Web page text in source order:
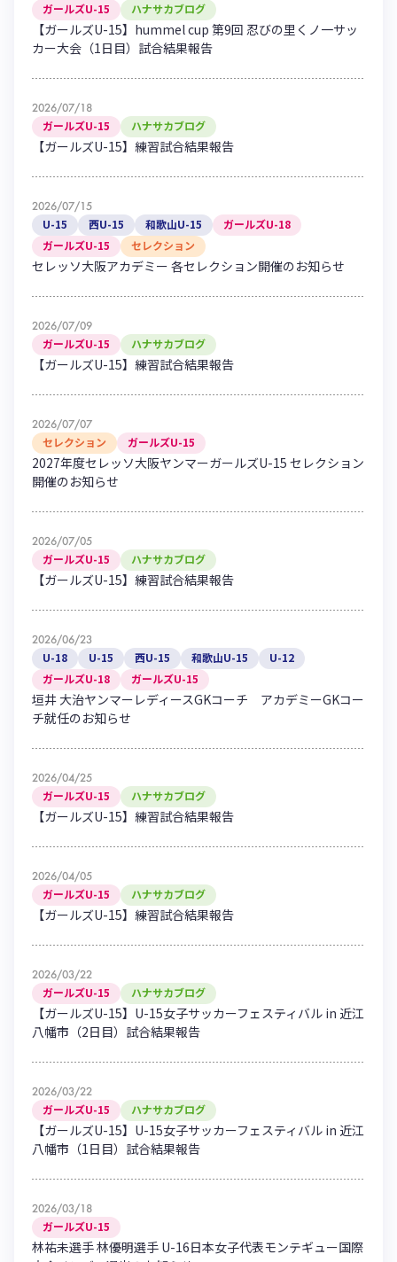
ガールズU-15 ハナサカブログ
【ガールズU-15】hummel cup 第9回 忍びの里くノ一サッ
カー大会（1日目）試合結果報告
2026/07/18
ガールズU-15 ハナサカブログ
【ガールズU-15】練習試合結果報告
2026/07/15
U-15 西U-15 和歌山U-15
ガールズU-18
ガールズU-15
セレクション
セレッソ大阪アカデミー 各セレクション開催のお知らせ
2026/07/09
ガールズU-15 ハナサカブログ
【ガールズU-15】練習試合結果報告
2026/07/07
セレクション ガールズU-15
2027年度セレッソ大阪ヤンマーガールズU-15 セレクション
開催のお知らせ
2026/07/05
ガールズU-15 ハナサカブログ
【ガールズU-15】練習試合結果報告
2026/06/23
U-18 U-15 西U-15 和歌山U-15
U-12
ガールズU-18
ガールズU-15
垣井 大治ヤンマーレディースGKコーチ アカデミーGKコー
チ就任のお知らせ
2026/04/25
ガールズU-15 ハナサカブログ
【ガールズU-15】練習試合結果報告
2026/04/05
ガールズU-15 ハナサカブログ
【ガールズU-15】練習試合結果報告
2026/03/22
ガールズU-15 ハナサカブログ
【ガールズU-15】U-15女子サッカーフェスティバル in 近江
八幡市（2日目）試合結果報告
2026/03/22
ガールズU-15 ハナサカブログ
【ガールズU-15】U-15女子サッカーフェスティバル in 近江
八幡市（1日目）試合結果報告
2026/03/18
ガールズU-15
林祐未選手 林優明選手 U-16日本女子代表モンテギュー国際